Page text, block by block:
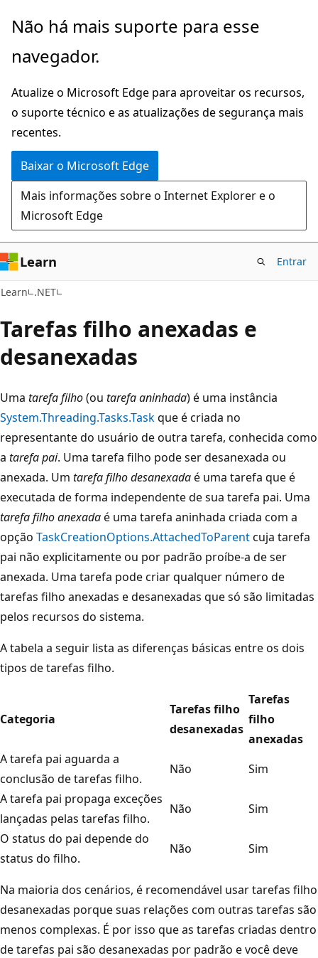
Pular
o
principal
Não há mais suporte para esse
navegador.
Atualize o Microsoft Edge para aproveitar os recursos,
o suporte técnico e as atualizações de segurança mais
recentes.
Baixar o Microsoft Edge
Mais informações sobre o Internet Explorer e o
Microsoft Edge
Learn Entrar
Learn .NET
Tarefas filho anexadas e
desanexadas
Uma tarefa filho(ou tarefa aninhada) é uma instância
System.Threading.Tasks.Taskque é criada no
representante do usuário de outra tarefa, conhecida como
a tarefa pai. Uma tarefa filho pode ser desanexada ou
anexada. Um tarefa filho desanexadaé uma tarefa que é
executada de forma independente de sua tarefa pai. Uma
tarefa filho anexadaé uma tarefa aninhada criada com a
opção TaskCreationOptions.AttachedToParentcuja tarefa
pai não explicitamente ou por padrão proíbe-a de ser
anexada. Uma tarefa pode criar qualquer número de
tarefas filho anexadas e desanexadas que só são limitadas
pelos recursos do sistema.
A tabela a seguir lista as diferenças básicas entre os dois
tipos de tarefas filho.
Categoria
Tarefas filho
desanexadas
Tarefas
filho
anexadas
A tarefa pai aguarda a
conclusão de tarefas filho.
Não
Sim
A tarefa pai propaga exceções
lançadas pelas tarefas filho.
Não
Sim
O status do pai depende do
status do filho.
Não Sim
Na maioria dos cenários, é recomendável usar tarefas filho
desanexadas porque suas relações com outras tarefas são
menos complexas. É por isso que as tarefas criadas dentro
de tarefas pai são desanexadas por padrão e você deve